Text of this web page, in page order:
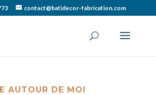
contact@batidecor-fabrication.com
AUTOUR DE MOI